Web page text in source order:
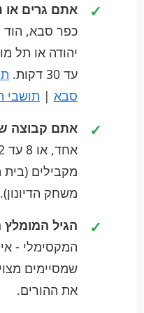
אתם גרים או
כפר סבא, הוד
יהודה או תל
עד 30 דקות.
סבא | תושבי
אתם קבוצה של 2 עד 8
מקבילים (בית
משחק הדיונון).
הגיל המומלץ הוא 5+
את ההורים.